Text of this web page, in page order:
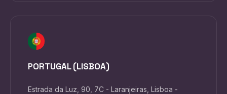
PORTUGAL (LISBOA)
Estrada da Luz, 90, 7C - Laranjeiras, Lisboa -